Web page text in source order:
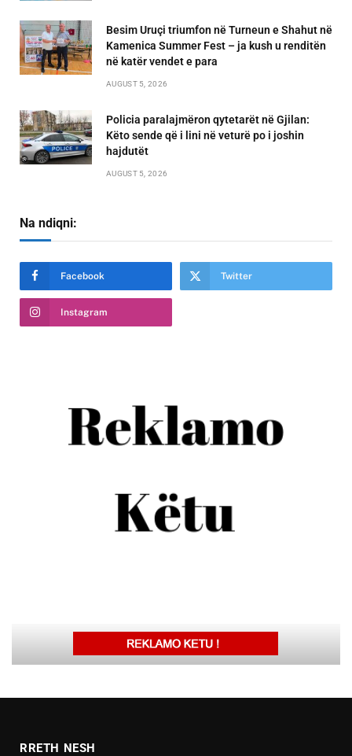
Besim Uruçi triumfon në Turneun e Shahut në
Kamenica Summer Fest – ja kush u renditën
në katër vendet e para
AUGUST 5, 2026
Policia paralajmëron qytetarët në Gjilan:
Këto sende që i lini në veturë po i joshin
hajdutët
AUGUST 5, 2026
Na ndiqni:
Facebook Twitter
Instagram
RRETH NESH